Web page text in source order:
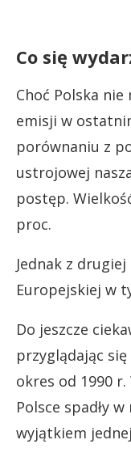
Co się
Choć Polska
emisji w
porównaniu z
ustrojowej
postęp.
proc.
Jednak z
Europejskiej w
Do jeszcze
przyglądając
okres od 1990
Polsce spadły
wyjątkiem